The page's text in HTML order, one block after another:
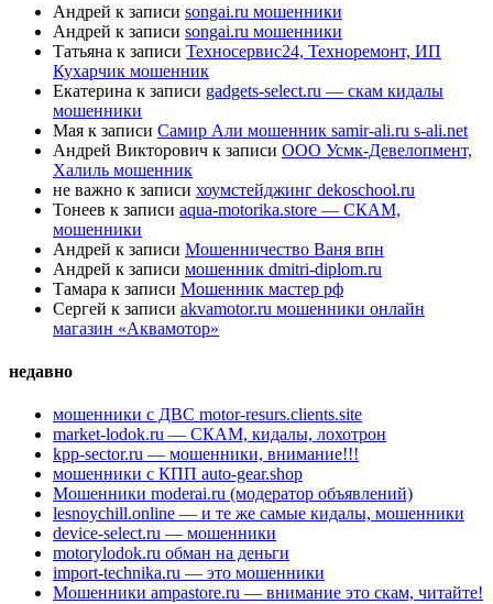
Андрей к записи songai.ru мошенники
Андрей к записи songai.ru мошенники
Татьяна к записи Техносервис24, Техноремонт, ИП
Кухарчик мошенник
Екатерина к записи gadgets-select.ru — скам кидалы
мошенники
Мая к записи Самир Али мошенник samir-ali.ru s-ali.net
Андрей Викторович к записи ООО Усмк-Девелопмент,
Халиль мошенник
не важно к записи хоумстейджинг dekoschool.ru
Тонеев к записи aqua-motorika.store — СКАМ,
мошенники
Андрей к записи Мошенничество Ваня впн
Андрей к записи мошенник dmitri-diplom.ru
Тамара к записи Мошенник мастер рф
Сергей к записи akvamotor.ru мошенники онлайн
магазин «Аквамотор»
недавно
мошенники с ДВС motor-resurs.clients.site
market-lodok.ru — СКАМ, кидалы, лохотрон
kpp-sector.ru — мошенники, внимание!!!
мошенники с КПП auto-gear.shop
Мошенники moderai.ru (модератор объявлений)
lesnoychill.online — и те же самые кидалы, мошенники
device-select.ru — мошенники
motorylodok.ru обман на деньги
import-technika.ru — это мошенники
Мошенники ampastore.ru — внимание это скам, читайте!